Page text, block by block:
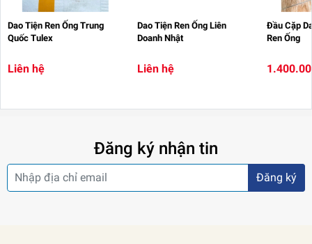
Dao Tiện Ren Ống Trung
Quốc Tulex
Liên hệ
Dao Tiện Ren Ống Liên
Doanh Nhật
Liên hệ
Đầu Cặp
Ren Ống
Đăng ký nhận tin
Đăng ký